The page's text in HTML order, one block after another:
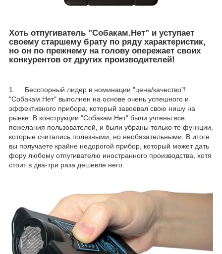
Хоть отпугиватель "Собакам.Нет" и уступает
своему старшему брату по ряду характеристик,
но он по прежнему на голову опережает своих
конкурентов от других производителей!
1. Бесспорный лидер в номинации "цена/качество"!
"Собакам.Нет" выполнен на основе очень успешного и
эффективного прибора, который завоевал свою нишу на
рынке. В конструкции "Собакам.Нет" были учтены все
пожелания пользователей, и были убраны только те функции,
которые считались полезными, но необязательными. В итоге
вы получаете крайне недорогой прибор, который может дать
фору любому отпугивателю иностранного производства, хотя
стоит в два-три раза дешевле него.